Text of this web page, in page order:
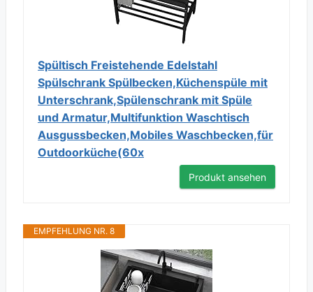
Spültisch Freistehende Edelstahl
Spülschrank Spülbecken,Küchenspüle mit
Unterschrank,Spülenschrank mit Spüle
und Armatur,Multifunktion Waschtisch
Ausgussbecken,Mobiles Waschbecken,für
Outdoorküche(60x
Produkt ansehen
EMPFEHLUNG NR. 8